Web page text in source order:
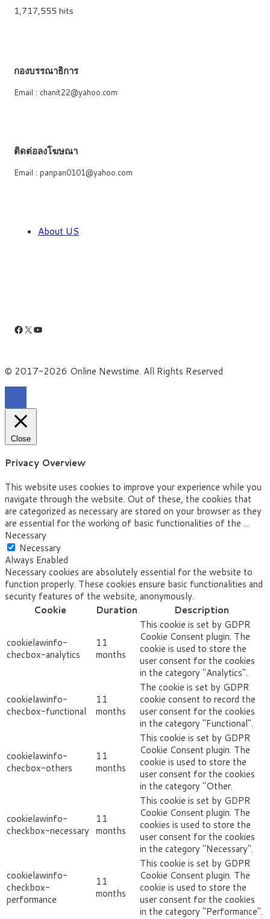
1,717,555 hits
กองบรรณาธิการ
Email : chanit22@yahoo.com
ติดต่อลงโฆษณา
Email : panpan0101@yahoo.com
About US
Facebook
X YouTube
© 2017-2026 Online Newstime. All Rights Reserved
Close
Privacy Overview
This website uses cookies to improve your experience while you
navigate through the website. Out of these, the cookies that
are categorized as necessary are stored on your browser as they
are essential for the working of basic functionalities of the ...
Necessary
Necessary
Always Enabled
Necessary cookies are absolutely essential for the website to
function properly. These cookies ensure basic functionalities and
security features of the website, anonymously.
Cookie
Duration Description
cookielawinfo-
checbox-analytics
11
months
This cookie is set by GDPR
Cookie Consent plugin. The
cookie is used to store the
user consent for the cookies
in the category "Analytics".
cookielawinfo-
checbox-functional
11
months
The cookie is set by GDPR
cookie consent to record the
user consent for the cookies
in the category "Functional".
cookielawinfo-
checbox-others
11
months
This cookie is set by GDPR
Cookie Consent plugin. The
cookie is used to store the
user consent for the cookies
in the category "Other.
cookielawinfo-
checkbox-necessary
11
months
This cookie is set by GDPR
Cookie Consent plugin. The
cookies is used to store the
user consent for the cookies
in the category "Necessary".
cookielawinfo-
checkbox-
performance
11
months
This cookie is set by GDPR
Cookie Consent plugin. The
cookie is used to store the
user consent for the cookies
in the category "Performance".